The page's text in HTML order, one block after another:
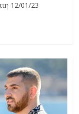
12/01/23